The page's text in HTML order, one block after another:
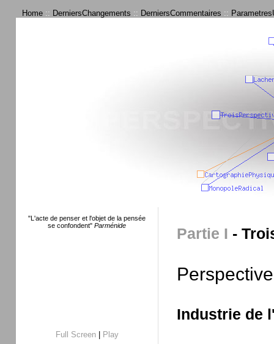
Home :: DerniersChangements :: DerniersCommentaires ::
"L'acte de penser et l'objet de la pensée
se confondent" Parménide
Full Screen|
Play
Partie I -
Industrie de